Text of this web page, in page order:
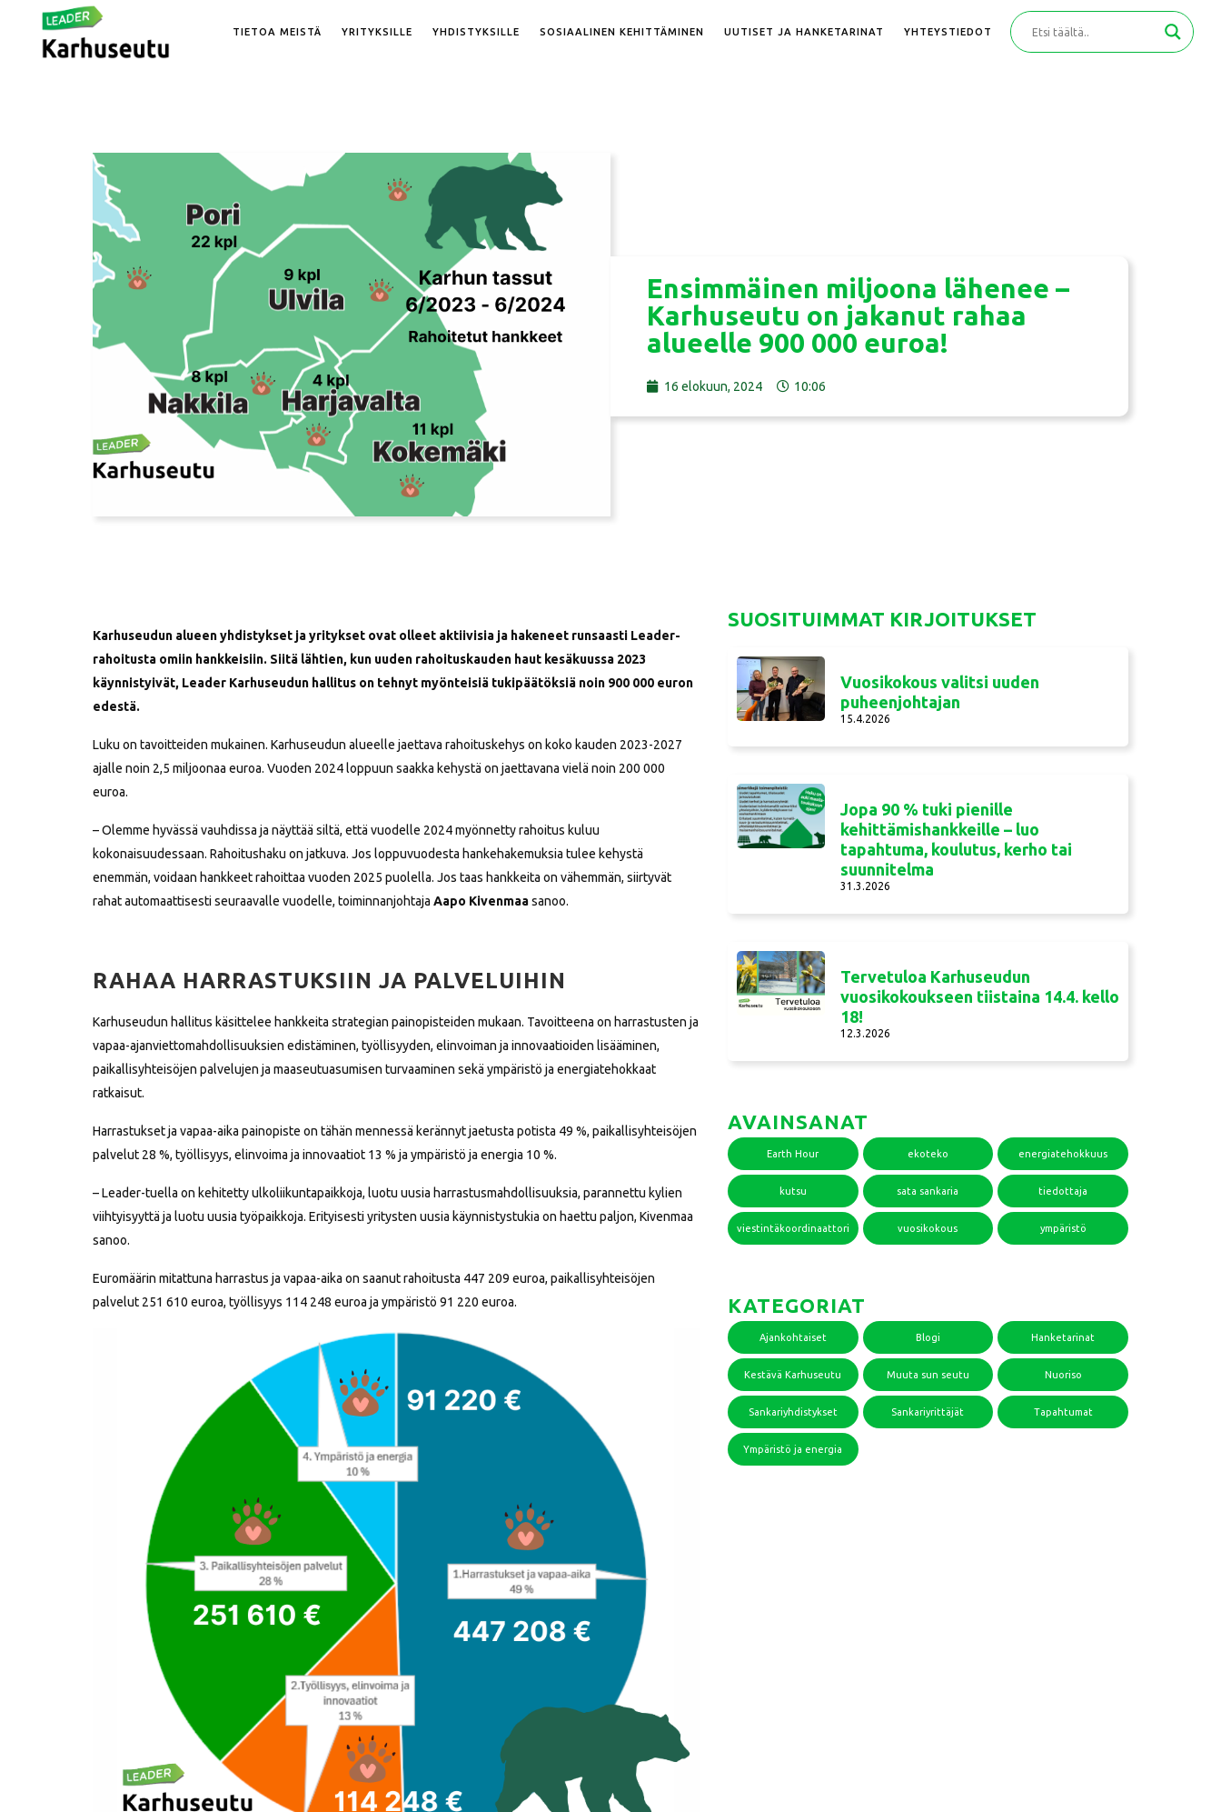
TIETOA MEISTÄ YRITYKSILLE YHDISTYKSILLE SOSIAALINEN KEHITTÄMINEN UUTISET JA HANKETARINAT YHTEYSTIEDOT
Ensimmäinen miljoona lähenee –
Karhuseutu on jakanut rahaa
alueelle 900 000 euroa!
16 elokuun, 2024 10:06
Karhuseudun alueen yhdistykset ja yritykset ovat olleet aktiivisia ja hakeneet runsaasti Leader-
rahoitusta omiin hankkeisiin. Siitä lähtien, kun uuden rahoituskauden haut kesäkuussa 2023
käynnistyivät, Leader Karhuseudun hallitus on tehnyt myönteisiä tukipäätöksiä noin 900 000 euron
edestä.
Luku on tavoitteiden mukainen. Karhuseudun alueelle jaettava rahoituskehys on koko kauden 2023-2027
ajalle noin 2,5 miljoonaa euroa. Vuoden 2024 loppuun saakka kehystä on jaettavana vielä noin 200 000
euroa.
– Olemme hyvässä vauhdissa ja näyttää siltä, että vuodelle 2024 myönnetty rahoitus kuluu
kokonaisuudessaan. Rahoitushaku on jatkuva. Jos loppuvuodesta hankehakemuksia tulee kehystä
enemmän, voidaan hankkeet rahoittaa vuoden 2025 puolella. Jos taas hankkeita on vähemmän, siirtyvät
rahat automaattisesti seuraavalle vuodelle, toiminnanjohtaja Aapo Kivenmaasanoo.
RAHAA HARRASTUKSIIN JA PALVELUIHIN
Karhuseudun hallitus käsittelee hankkeita strategian painopisteiden mukaan. Tavoitteena on harrastusten ja
vapaa-ajanviettomahdollisuuksien edistäminen, työllisyyden, elinvoiman ja innovaatioiden lisääminen,
paikallisyhteisöjen palvelujen ja maaseutuasumisen turvaaminen sekä ympäristö ja energiatehokkaat
ratkaisut.
Harrastukset ja vapaa-aika painopiste on tähän mennessä kerännyt jaetusta potista 49 %, paikallisyhteisöjen
palvelut 28 %, työllisyys, elinvoima ja innovaatiot 13 % ja ympäristö ja energia 10 %.
– Leader-tuella on kehitetty ulkoliikuntapaikkoja, luotu uusia harrastusmahdollisuuksia, parannettu kylien
viihtyisyyttä ja luotu uusia työpaikkoja. Erityisesti yritysten uusia käynnistystukia on haettu paljon, Kivenmaa
sanoo.
Euromäärin mitattuna harrastus ja vapaa-aika on saanut rahoitusta 447 209 euroa, paikallisyhteisöjen
palvelut 251 610 euroa, työllisyys 114 248 euroa ja ympäristö 91 220 euroa.
SUOSITUIMMAT KIRJOITUKSET
Vuosikokous valitsi uuden
puheenjohtajan
15.4.2026
Jopa 90 % tuki pienille
kehittämishankkeille – luo
tapahtuma, koulutus, kerho tai
suunnitelma
31.3.2026
Tervetuloa Karhuseudun
vuosikokoukseen tiistaina 14.4. kello
18!
12.3.2026
AVAINSANAT
Earth Hour ekoteko energiatehokkuus
kutsu sata sankaria tiedottaja
viestintäkoordinaattori vuosikokous ympäristö
KATEGORIAT
Ajankohtaiset Blogi Hanketarinat
Kestävä Karhuseutu Muuta sun seutu Nuoriso
Sankariyhdistykset Sankariyrittäjät Tapahtumat
Ympäristö ja energia